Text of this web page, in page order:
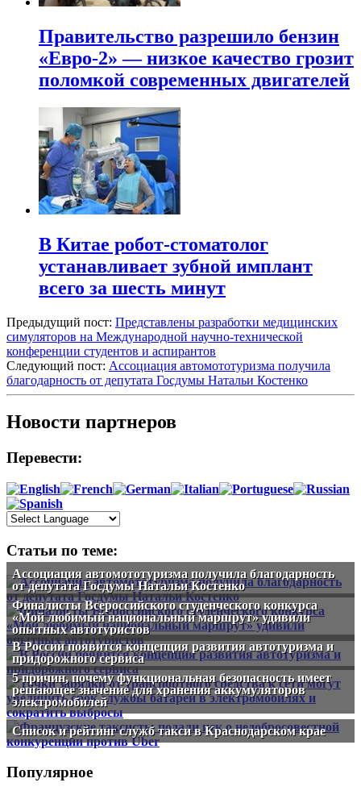
Правительство разрешило бензин
«Евро-2» — низкое качество грозит
поломкой современных двигателей
В Китае робот-стоматолог
устанавливает зубной имплант
всего за шесть минут
Предыдущий пост: Представлены разработки медицинских
симуляторов на Международной научно-технической
конференции студентов и аспирантов
Следующий пост: Ассоциация автомототуризма получила
благодарность от депутата Госдумы Натальи Костенко
Новости партнеров
Перевести:
Статьи по теме:
Ассоциация автомототуризма получила благодарность
от депутата Госдумы Натальи Костенко
Финалисты Всероссийского студенческого конкурса
«Мой любимый национальный маршрут» удивили
опытных автотуристов
В России появится концепция развития автотуризма и
придорожного сервиса
5 причин, почему функциональная безопасность имеет
решающее значение для хранения аккумуляторов
электромобилей
Список и рейтинг служб такси в Краснодарском крае
Популярное